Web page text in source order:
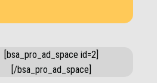
[bsa_pro_ad_space id=2]
[/bsa_pro_ad_space]